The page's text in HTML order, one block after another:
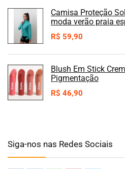
Camisa Proteção
moda verão praia
R$ 59,90
Blush Em Stick
Pigmentação
R$ 46,90
Siga-nos nas Redes Sociais